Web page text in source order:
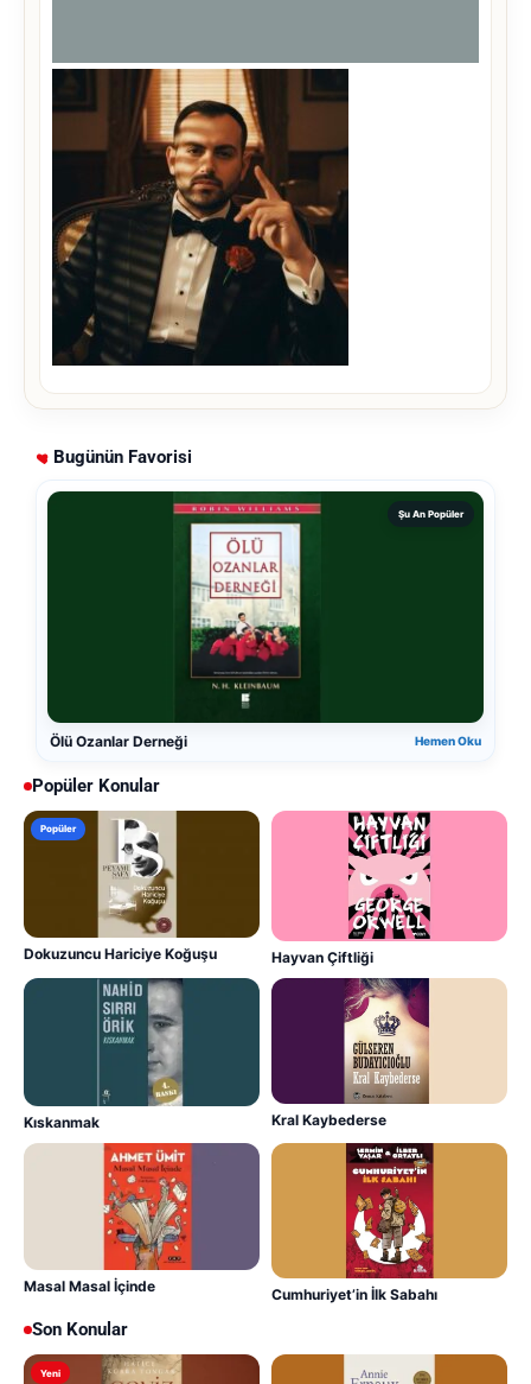
Bugünün Favorisi
Şu An Popüler
Ölü Ozanlar Derneği Hemen Oku
Popüler Konular
Popüler
Dokuzuncu Hariciye Koğuşu Hayvan Çiftliği
Kıskanmak Kral Kaybederse
Masal Masal İçinde
Cumhuriyet’in İlk Sabahı
Son Konular
Yeni